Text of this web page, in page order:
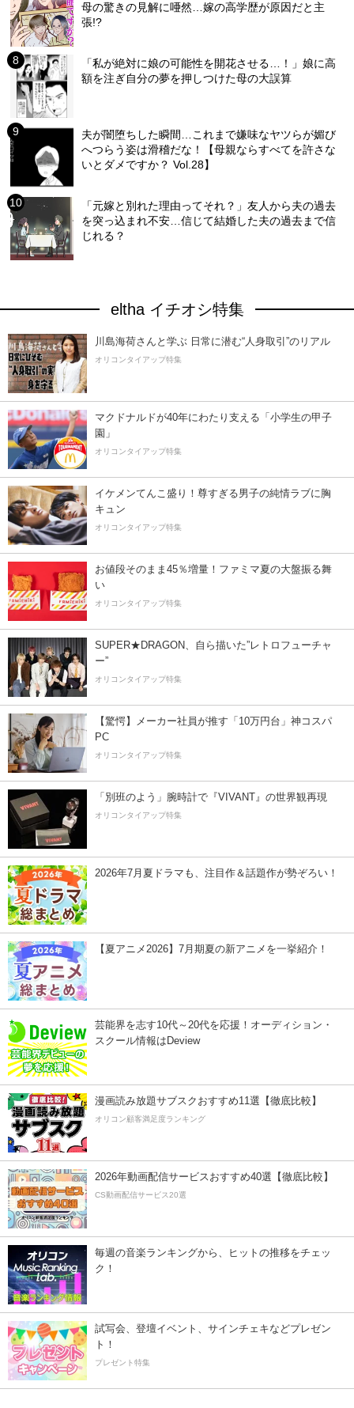
母の驚きの見解に唖然…嫁の高学歴が原因だと主
張!?
「私が絶対に娘の可能性を開花させる…！」娘に高
額を注ぎ自分の夢を押しつけた母の大誤算
夫が闇堕ちした瞬間…これまで嫌味なヤツらが媚び
へつらう姿は滑稽だな！【母親ならすべてを許さな
いとダメですか？ Vol.28】
「元嫁と別れた理由ってそれ？」友人から夫の過去
を突っ込まれ不安…信じて結婚した夫の過去まで信
じれる？
eltha イチオシ特集
川島海荷さんと学ぶ 日常に潜む“人身取引”のリアル
オリコンタイアップ特集
マクドナルドが40年にわたり支える「小学生の甲子
園」
オリコンタイアップ特集
イケメンてんこ盛り！尊すぎる男子の純情ラブに胸
キュン
オリコンタイアップ特集
お値段そのまま45％増量！ファミマ夏の大盤振る舞
い
オリコンタイアップ特集
SUPER★DRAGON、自ら描いた”レトロフューチャ
ー”
オリコンタイアップ特集
【驚愕】メーカー社員が推す「10万円台」神コスパ
PC
オリコンタイアップ特集
「別班のよう」腕時計で『VIVANT』の世界観再現
オリコンタイアップ特集
2026年7月夏ドラマも、注目作＆話題作が勢ぞろい！
【夏アニメ2026】7月期夏の新アニメを一挙紹介！
芸能界を志す10代～20代を応援！オーディション・
スクール情報はDeview
漫画読み放題サブスクおすすめ11選【徹底比較】
オリコン顧客満足度ランキング
2026年動画配信サービスおすすめ40選【徹底比較】
CS動画配信サービス20選
毎週の音楽ランキングから、ヒットの推移をチェッ
ク！
試写会、登壇イベント、サインチェキなどプレゼン
ト！
プレゼント特集